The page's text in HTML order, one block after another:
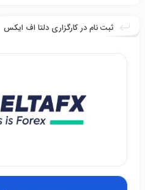
ثبت نام در کارگزاری دلتا اف ایکس